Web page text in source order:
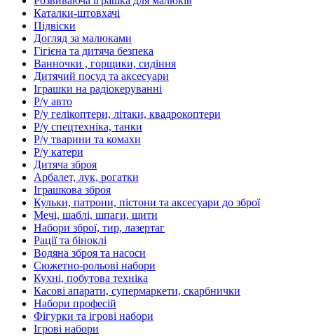
Каталки-штовхачі
Підвіски
Догляд за малюками
Гігієна та дитяча безпека
Ванночки , горщики, сидіння
Дитячий посуд та аксесуари
Іграшки на радіокеруванні
Р/у авто
Р/у гелікоптери, літаки, квадрокоптери
Р/у спецтехніка, танки
Р/у тварини та комахи
Р/у катери
Дитяча зброя
Арбалет, лук, рогатки
Іграшкова зброя
Кульки, патрони, пістони та аксесуари до зброї
Мечі, шаблі, шпаги, щити
Набори зброї, тир, лазертаг
Рації та біноклі
Водяна зброя та насоси
Сюжетно-рольові набори
Кухні, побутова техніка
Касові апарати, супермаркети, скарбнички
Набори професій
Фігурки та ігрові набори
Ігрові набори